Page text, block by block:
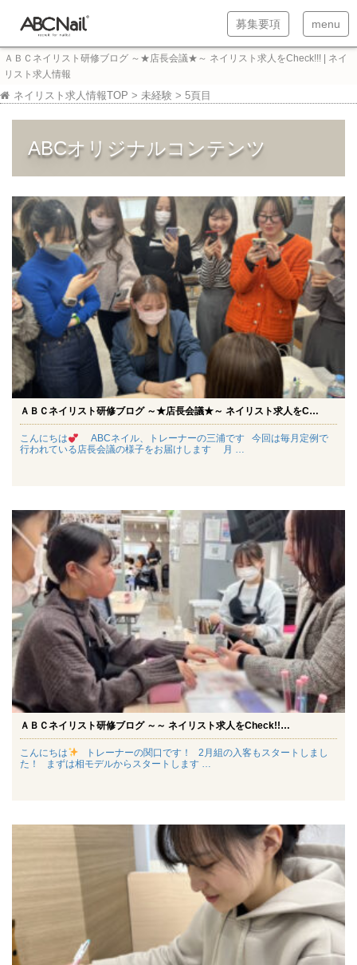
T
o
l
v
i
g
a
i
募集要項
T
o
l
v
i
g
a
t
n
menu
ＡＢＣネイリスト研修ブログ ～★店長会議★～ ネイリスト求人をCheck!!! | ネイ
リスト求人情報
ネイリスト求人情報TOP > 未経験 > 5頁目
ABCオリジナルコンテンツ
ＡＢＣネイリスト研修ブログ ～★店長会議★～ ネイリスト求人をC…
こんにちは
ABCネイル、トレーナーの三浦です 今回は毎月定例で
行われている店長会議の様子をお届けします 月 …
ＡＢＣネイリスト研修ブログ ～～ ネイリスト求人をCheck!!…
こんにちは
トレーナーの関口です！ 2月組の入客もスタートしまし
た！ まずは相モデルからスタートします …